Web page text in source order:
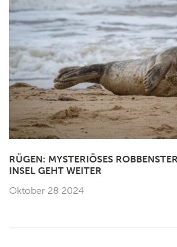
RÜGEN: MYSTERIÖSES
INSEL GEHT WEITER
Oktober 28 2024